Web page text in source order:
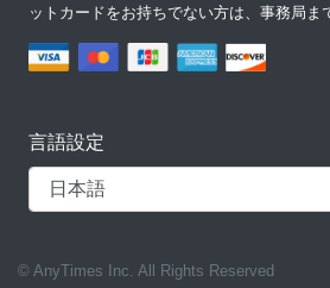
ットカードをお持ちでない方は、事務局ま
言語設定
© AnyTimes Inc. All Rights Reserved